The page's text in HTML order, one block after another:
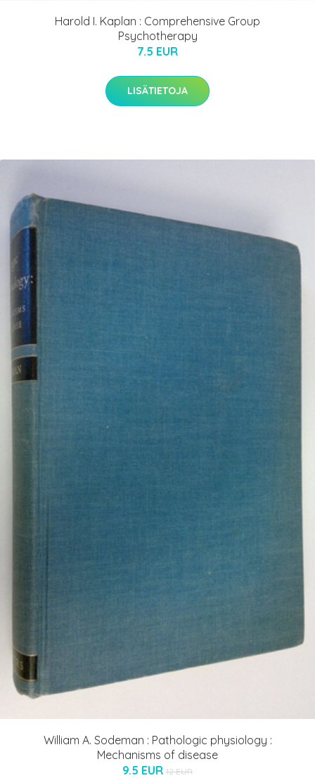
Harold I. Kaplan : Comprehensive Group
Psychotherapy
7.5 EUR
LISÄTIETOJA
William A. Sodeman : Pathologic physiology :
Mechanisms of disease
9.5 EUR 12 EUR